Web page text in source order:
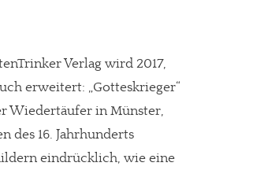
Verlag wird 2017,
erweitert: „Gotteskrieger“
Wiedertäufer in Münster,
des 16. Jahrhunderts
eindrücklich, wie eine